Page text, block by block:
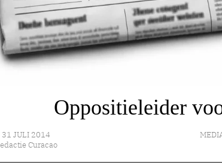
Oppositieleider
31 JULI 2014
Curacao